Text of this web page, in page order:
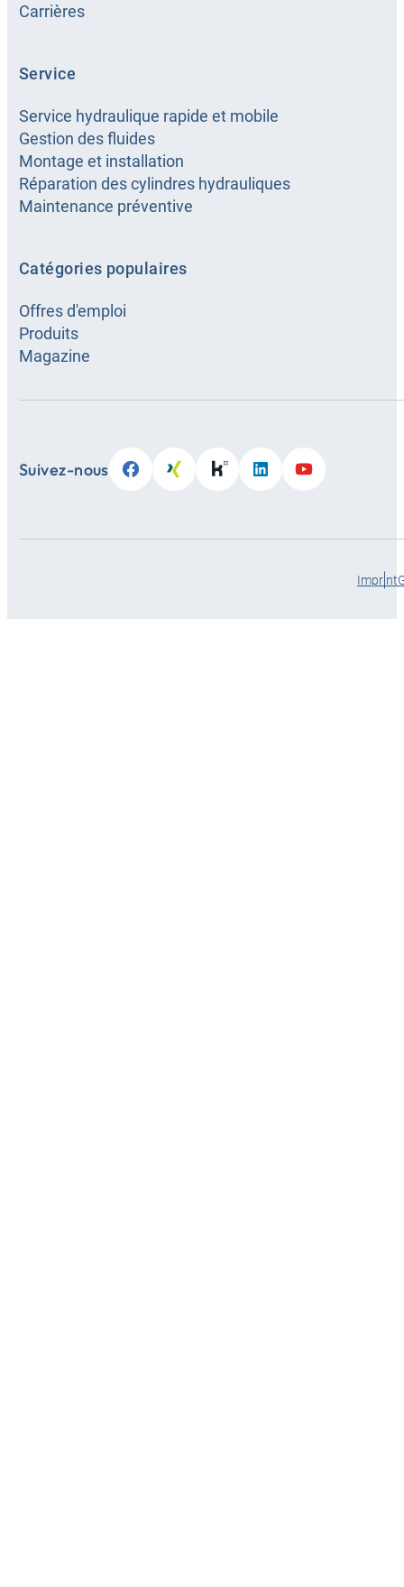
Carrières
Service
Service hydraulique rapide et mobile
Gestion des fluides
Montage et installation
Réparation des cylindres hydrauliques
Maintenance préventive
Catégories populaires
Offres d'emploi
Produits
Magazine
Suivez-nous
Imprint